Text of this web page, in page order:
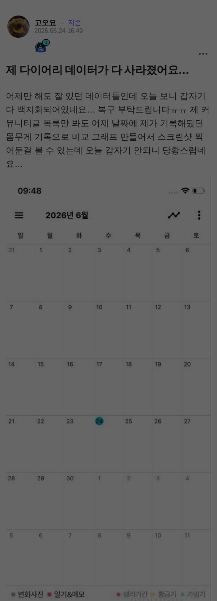
고오요 · 지존
2026.06.24 16:49
1
제 다이어리 데이터가 다 사라졌어요…
어제만 해도 잘 있던 데이터들인데 오늘 보니 갑자기
다 백지화되어있네요… 복구 부탁드립니다ㅠㅠ 제 커
뮤니티글 목록만 봐도 어제 날짜에 제가 기록해뒀던
몸무게 기록으로 비교 그래프 만들어서 스크린샷 찍
어둔걸 볼 수 있는데 오늘 갑자기 안되니 당황스럽네
요…